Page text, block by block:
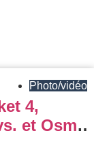
Photo/vidéo
4,
et Osmo